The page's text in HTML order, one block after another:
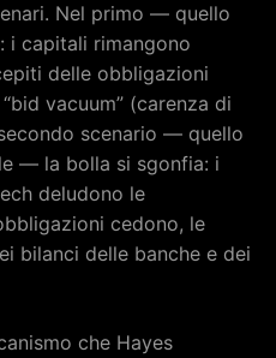
Nel primo — quello
i capitali rimangono
delle obbligazioni
vacuum” (carenza di
scenario — quello
— la bolla si sgonfia: i
deludono le
cedono, le
bilanci delle banche e dei
che Hayes